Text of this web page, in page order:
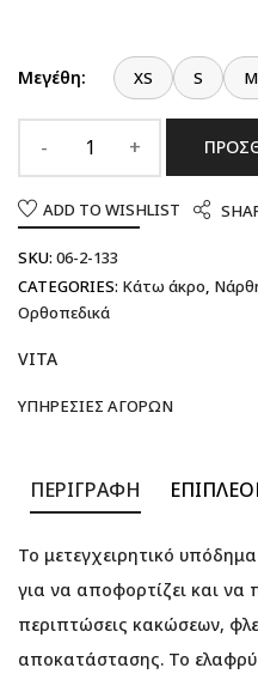
Μεγέθη: XS S M
ADD TO WISHLIST
SKU: 06-2-133
CATEGORIES: Κάτω άκρο
Ορθοπεδικά
VITA
ΥΠΗΡΕΣΊΕΣ ΑΓΟΡΏΝ
ΠΕΡΙΓΡΑΦΉ
Το μετεγχειρητικό υπόδημα
για να αποφορτίζει και να
περιπτώσεις κακώσεων,
αποκατάστασης. Το